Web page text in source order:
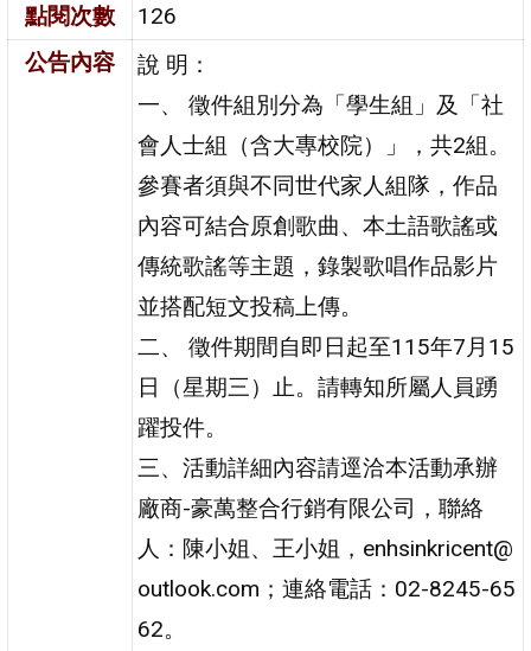
點閱次數
126
公告內容
說 明：
一、 徵件組別分為「學生組」及「社
會人士組（含大專校院）」，共2組。
參賽者須與不同世代家人組隊，作品
內容可結合原創歌曲、本土語歌謠或
傳統歌謠等主題，錄製歌唱作品影片
並搭配短文投稿上傳。
二、 徵件期間自即日起至115年7月15
日（星期三）止。請轉知所屬人員踴
躍投件。
三、活動詳細內容請逕洽本活動承辦
廠商-豪萬整合行銷有限公司，聯絡
人：陳小姐、王小姐，enhsinkricent@
outlook.com；連絡電話：02-8245-65
62。